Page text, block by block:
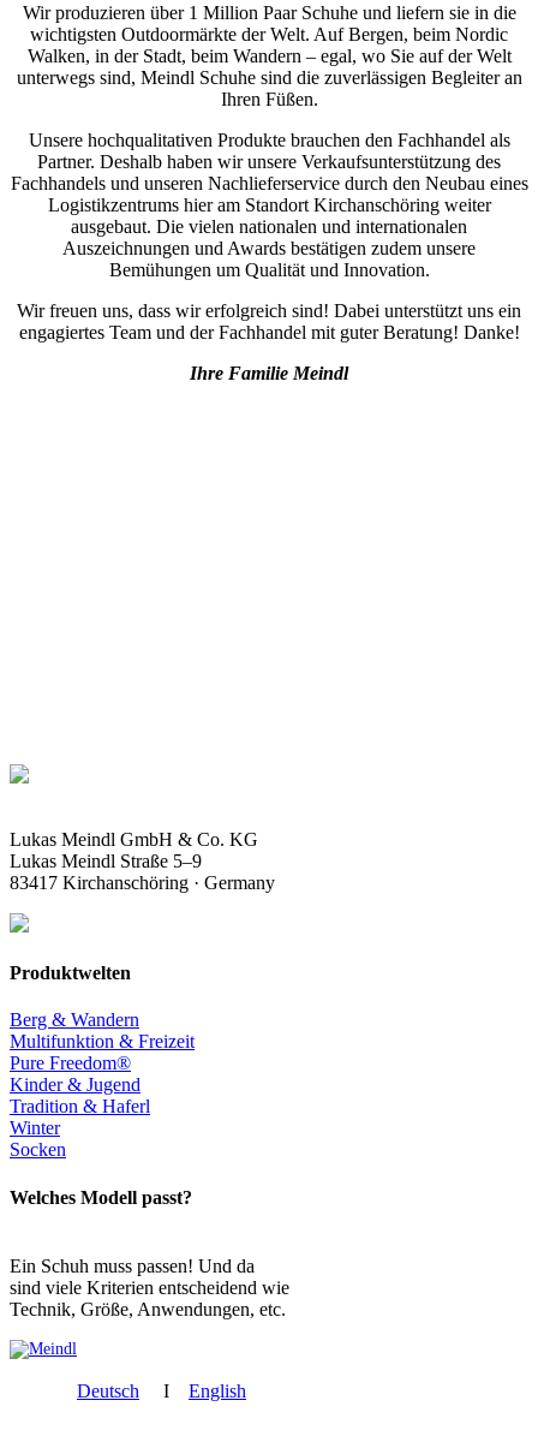
Wir produzieren über 1 Million Paar Schuhe und liefern sie in die
wichtigsten Outdoormärkte der Welt. Auf Bergen, beim Nordic
Walken, in der Stadt, beim Wandern – egal, wo Sie auf der Welt
unterwegs sind, Meindl Schuhe sind die zuverlässigen Begleiter an
Ihren Füßen.
Unsere hochqualitativen Produkte brauchen den Fachhandel als
Partner. Deshalb haben wir unsere Verkaufsunterstützung des
Fachhandels und unseren Nachlieferservice durch den Neubau eines
Logistikzentrums hier am Standort Kirchanschöring weiter
ausgebaut. Die vielen nationalen und internationalen
Auszeichnungen und Awards bestätigen zudem unsere
Bemühungen um Qualität und Innovation.
Wir freuen uns, dass wir erfolgreich sind! Dabei unterstützt uns ein
engagiertes Team und der Fachhandel mit guter Beratung! Danke!
Ihre Familie Meindl
Lukas Meindl GmbH & Co. KG
Lukas Meindl Straße 5–9
83417 Kirchanschöring · Germany
Produktwelten
Berg & Wandern
Multifunktion & Freizeit
Pure Freedom®
Kinder & Jugend
Tradition & Haferl
Winter
Socken
Welches Modell passt?
Ein Schuh muss passen! Und da
sind viele Kriterien entscheidend wie
Technik, Größe, Anwendungen, etc.
Deutsch I English